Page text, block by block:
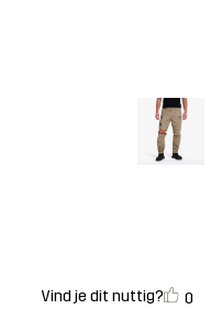
Vind je dit nuttig? 0